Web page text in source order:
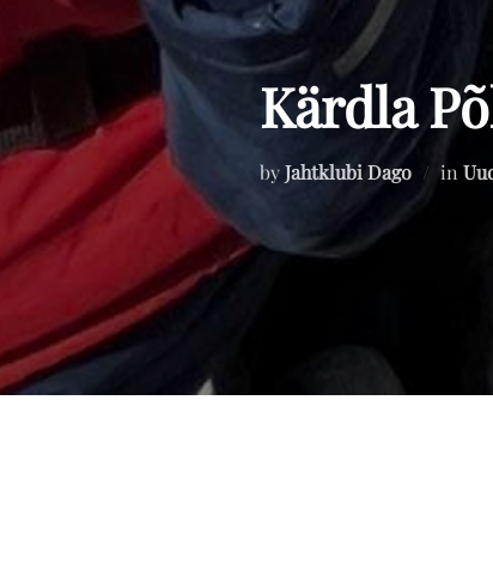
Kärdla
byJahtklubi Dago in